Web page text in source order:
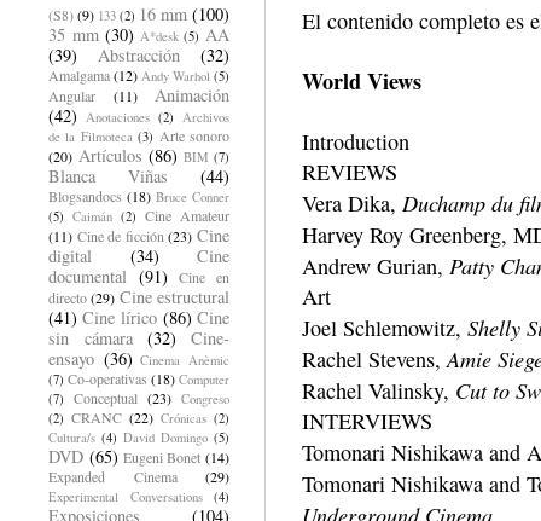
El contenido completo es
World Views
Introduction
REVIEWS
Vera Dika, Duchamp du
Harvey Roy Greenberg,
Andrew Gurian, Patty
Art
Joel Schlemowitz, Shelly
Rachel Stevens,Amie
Rachel Valinsky, Cut to
INTERVIEWS
Tomonari Nishikawa and
Tomonari Nishikawa and
Underground Cinema
(S8)(9) 133 (2) 16 mm (100)
35 mm (30) A*desk (5) AA
(39)
Abstracción (32)
Amalgama(12) Andy Warhol (5)
Angular (11)
Animación
(42)
Anotaciones (2)
Archivos
de la Filmoteca (3) Arte sonoro
(20) Artículos (86) BIM (7)
Blanca Viñas (44)
Blogsandocs (18) Bruce Conner
(5) Caimán (2) Cine Amateur
(11) Cine de ficción (23) Cine
digital
(34)
Cine
documental (91)
Cine en
directo (29) Cine estructural
(41) Cine lírico (86) Cine
sin cámara
(32)
Cine-
ensayo (36) Cinema Anèmic
(7) Co-operativas (18) Computer
(7)
Conceptual (23) Congreso
(2) CRANC (22) Crónicas (2)
Cultura/s (4) David Domingo (5)
DVD (65) Eugeni Bonet (14)
Expanded Cinema
(29)
Experimental Conversations (4)
Exposiciones (104)